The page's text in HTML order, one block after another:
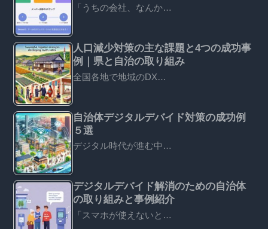
「うちの会社、なんか…
人口減少対策の主な課題と4つの成功事
例｜県と自治の取り組み
全国各地で地域のDX…
自治体デジタルデバイド対策の成功例
５選
デジタル時代が進む中…
デジタルデバイド解消のための自治体
の取り組みと事例紹介
「スマホが使えないと…